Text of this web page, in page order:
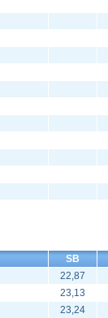
SB
22,87
23,13
23,24